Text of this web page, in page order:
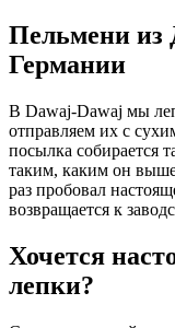
Пельмени из
Германии
В Dawaj-Dawaj мы
отправляем их с
посылка собирается
таким, каким он
раз пробовал
возвращается к
Хочется
лепки?